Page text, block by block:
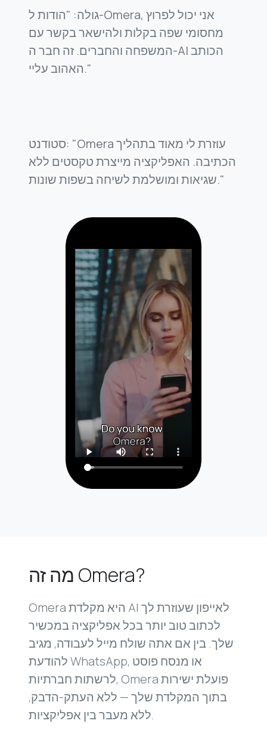
גולה: "הודות ל-Omera, אני יכול לפרוץ
מחסומי שפה בקלות ולהישאר בקשר עם
המשפחה והחברים. זה חבר ה-AI הכותב
האהוב עליי."
סטודנט: "Omera עוזרת לי מאוד בתהליך
הכתיבה. האפליקציה מייצרת טקסטים ללא
שגיאות ומושלמת לשיחה בשפות שונות."
מה זה Omera?
Omera היא מקלדת AI לאייפון שעוזרת לך
לכתוב טוב יותר בכל אפליקציה במכשיר
שלך. בין אם אתה שולח מייל לעבודה, מגיב
להודעת WhatsApp, או מנסח פוסט
לרשתות חברתיות, Omera פועלת ישירות
בתוך המקלדת שלך — ללא העתק-הדבק,
ללא מעבר בין אפליקציות.